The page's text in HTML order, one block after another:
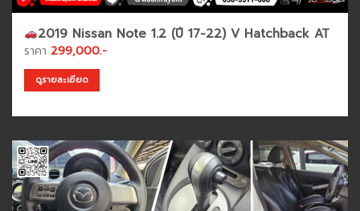
2019 Nissan Note 1.2 (ปี 17-22) V Hatchback AT
ราคา 299,000.-
ดูรายละเอียด